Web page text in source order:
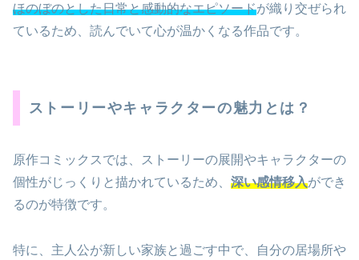
ほのぼのとした日常と感動的なエピソードが織り交ぜられ
ているため、読んでいて心が温かくなる作品です。
ストーリーやキャラクターの魅力とは？
原作コミックスでは、ストーリーの展開やキャラクターの
個性がじっくりと描かれているため、 深い感情移入ができ
るのが特徴です。
特に、主人公が新しい家族と過ごす中で、自分の居場所や